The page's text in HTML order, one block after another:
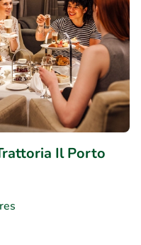
Il Porto